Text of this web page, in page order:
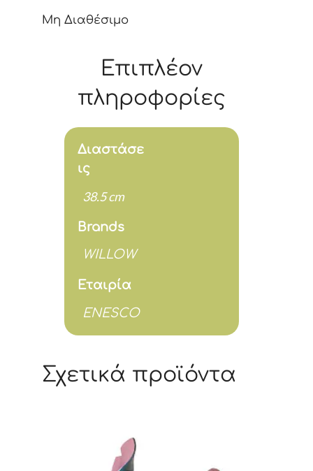
Μη Διαθέσιμο
Επιπλέον
πληροφορίες
Διαστάσε
ις
38.5 cm
Brands
WILLOW
Εταιρία
ENESCO
Σχετικά προϊόντα